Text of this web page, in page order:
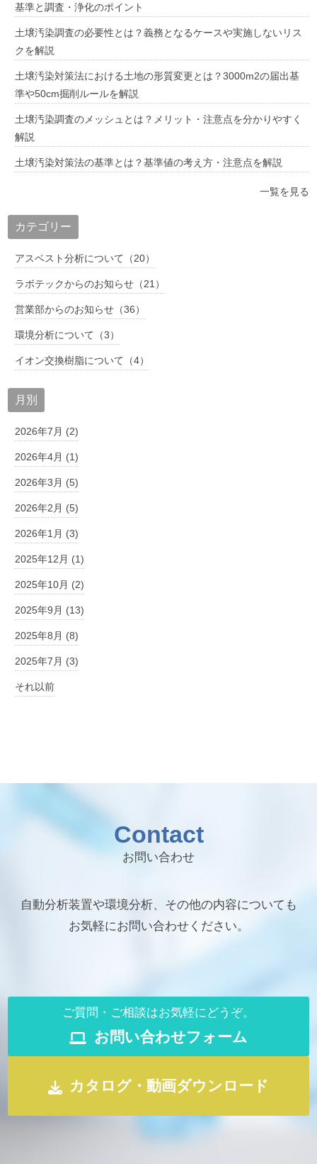
基準と調査・浄化のポイント
土壌汚染調査の必要性とは？義務となるケースや実施しないリス
クを解説
土壌汚染対策法における土地の形質変更とは？3000m2の届出基
準や50cm掘削ルールを解説
土壌汚染調査のメッシュとは？メリット・注意点を分かりやすく
解説
土壌汚染対策法の基準とは？基準値の考え方・注意点を解説
一覧を見る
カテゴリー
アスベスト分析について（20）
ラボテックからのお知らせ（21）
営業部からのお知らせ（36）
環境分析について（3）
イオン交換樹脂について（4）
月別
2026年7月 (2)
2026年4月 (1)
2026年3月 (5)
2026年2月 (5)
2026年1月 (3)
2025年12月 (1)
2025年10月 (2)
2025年9月 (13)
2025年8月 (8)
2025年7月 (3)
それ以前
Contact
お問い合わせ
自動分析装置や環境分析、その他の内容についても
お気軽にお問い合わせください。
ご質問・ご相談はお気軽にどうぞ。
お問い合わせフォーム
カタログ・動画ダウンロード